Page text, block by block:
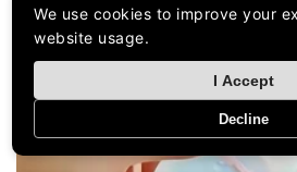
We use cookies to improve your
website usage.
I Accept
Decline